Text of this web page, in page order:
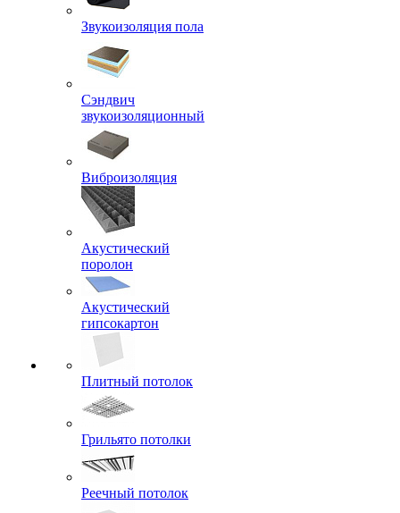
Звукоизоляция пола
Сэндвич
звукоизоляционный
Виброизоляция
Акустический
поролон
Акустический
гипсокартон
Плитный потолок
Грильято потолки
Реечный потолок